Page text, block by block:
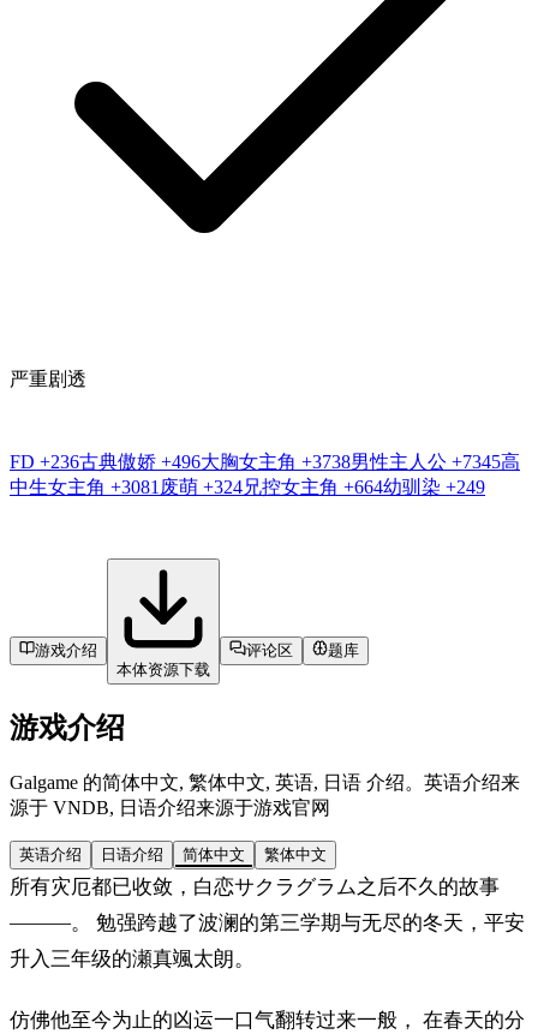
严重剧透
FD +236古典傲娇 +496大胸女主角 +3738男性主人公 +7345高
中生女主角 +3081 废萌 +324兄控女主角 +664幼驯染 +249
游戏介绍
本体资源下载
评论区 题库
游戏介绍
Galgame 的简体中文, 繁体中文, 英语, 日语 介绍。英语介绍来
源于 VNDB, 日语介绍来源于游戏官网
英语介绍 日语介绍 简体中文 繁体中文
所有灾厄都已收敛，白恋サクラグラム之后不久的故事
―――。 勉强跨越了波澜的第三学期与无尽的冬天，平安
升入三年级的瀬真颯太朗。
仿佛他至今为止的凶运一口气翻转过来一般， 在春天的分